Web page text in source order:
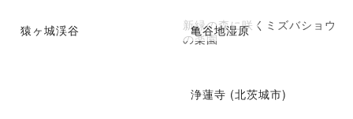
猿ヶ城渓谷 亀谷地湿原
新緑の森に咲くミズバショウ
の楽園
浄蓮寺 (北茨城市)